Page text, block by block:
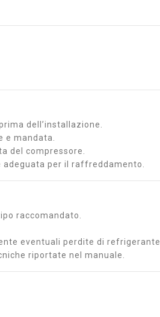
dell’installazione.
e mandata.
del compressore.
per il raffreddamento.
raccomandato.
eventuali perdite di refrigerante.
riportate nel manuale.